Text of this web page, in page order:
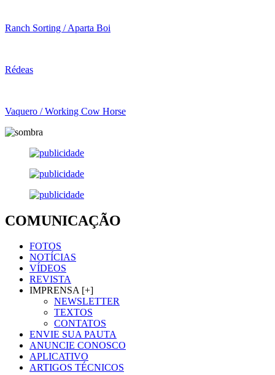
Ranch Sorting / Aparta Boi
Rédeas
Vaquero / Working Cow Horse
COMUNICAÇÃO
FOTOS
NOTÍCIAS
VÍDEOS
REVISTA
IMPRENSA [+]
NEWSLETTER
TEXTOS
CONTATOS
ENVIE SUA PAUTA
ANUNCIE CONOSCO
APLICATIVO
ARTIGOS TÉCNICOS